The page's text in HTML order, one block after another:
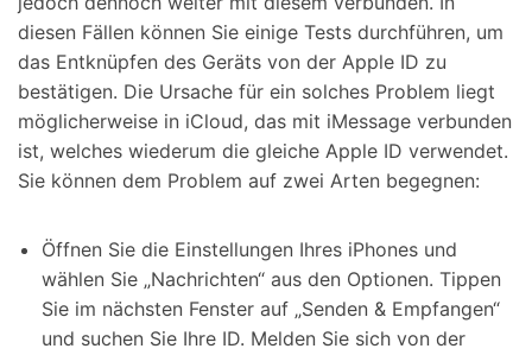
diesen Fällen können Sie einige Tests durchführen, um
das Entknüpfen des Geräts von der Apple ID zu
bestätigen. Die Ursache für ein solches Problem liegt
möglicherweise in iCloud, das mit iMessage verbunden
ist, welches wiederum die gleiche Apple ID verwendet.
Sie können dem Problem auf zwei Arten begegnen:
Öffnen Sie die Einstellungen Ihres iPhones und
wählen Sie „Nachrichten“ aus den Optionen. Tippen
Sie im nächsten Fenster auf „Senden & Empfangen“
und suchen Sie Ihre ID. Melden Sie sich von der